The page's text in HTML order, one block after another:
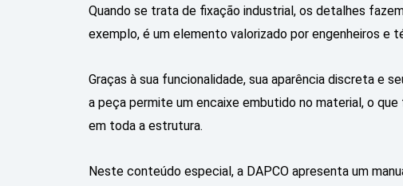
Quando se trata de fixação industrial, os detalhes
exemplo, é um elemento valorizado por engenheiros e
Graças à sua funcionalidade, sua aparência discreta e
a peça permite um encaixe embutido no material, o
em toda a estrutura.
Neste conteúdo especial, a DAPCO apresenta um